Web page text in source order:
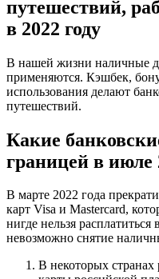
путешествий,
в 2022 году
В нашей жизни наличные
применяются. Кэшбек,
использования делают
путешествий.
Какие
границей в июле
В марте 2022 года
карт Visa и Mastercard,
нигде нельзя
невозможно снятие
В некоторых странах